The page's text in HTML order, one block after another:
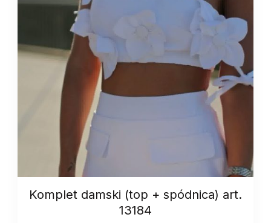
Komplet damski (top + spódnica) art.
13184